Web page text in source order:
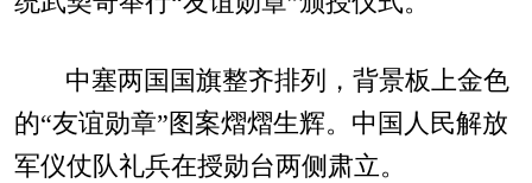
中塞两国国旗整齐排列，背景板上金色
的“友谊勋章”图案熠熠生辉。中国人民解放
军仪仗队礼兵在授勋台两侧肃立。